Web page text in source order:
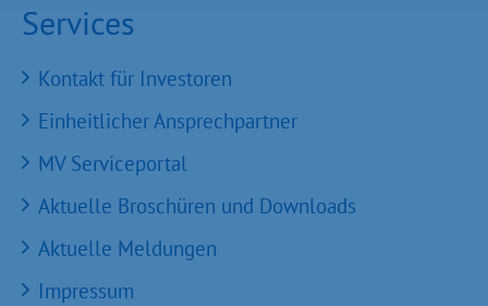
Services
Kontakt für Investoren
Einheitlicher Ansprechpartner
MV Serviceportal
Aktuelle Broschüren und Downloads
Aktuelle Meldungen
Impressum